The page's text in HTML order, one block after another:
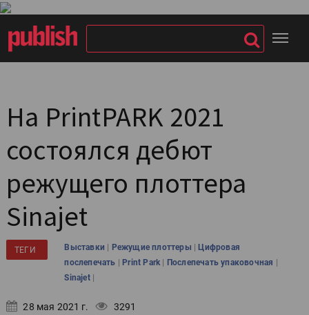
На PrintPARK 2021
состоялся дебют
режущего плоттера
Sinajet
ТЕГИ Выставки | Режущие плоттеры |Цифровая
послепечать |Print Park | Послепечать упаковочная |
Sinajet |
28 мая 2021 г. 3291